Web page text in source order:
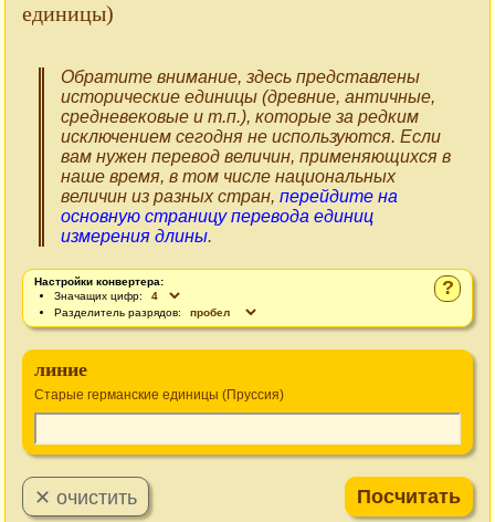
единицы)
Обратите внимание, здесь представлены
исторические единицы (древние, античные,
средневековые и т.п.), которые за редким
исключением сегодня не используются. Если
вам нужен перевод величин, применяющихся в
наше время, в том числе национальных
величин из разных стран, перейдите на
основную страницу перевода единиц
измерения длины.
?
Настройки конвертера:
Значащих цифр:
Разделитель разрядов:
линие
Старые германские единицы (Пруссия)